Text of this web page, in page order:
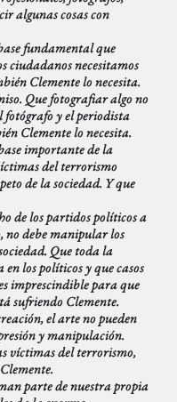
algunas cosas con
fundamental que
ciudadanos necesitamos
Clemente lo necesita.
Que fotografiar algo no
fotógrafo y el periodista
Clemente lo necesita.
importante de la
del terrorismo
de la sociedad. Y que
de los partidos políticos a
no debe manipular los
Que toda la
los políticos y que casos
imprescindible para que
sufriendo Clemente.
el arte no pueden
y manipulación.
víctimas del terrorismo,
parte de nuestra propia